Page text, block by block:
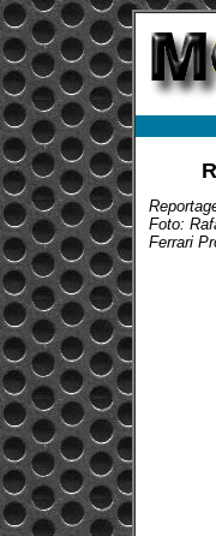
Foto:
Ferrari